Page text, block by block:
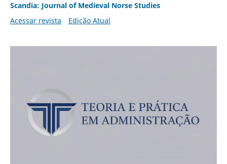
Scandia: Journal of Medieval Norse Studies
Acessar revista
Edição Atual